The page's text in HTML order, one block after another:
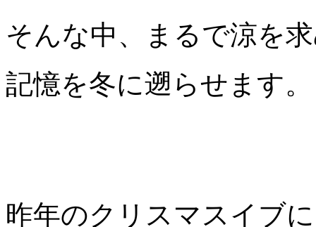
そんな中、まるで涼を
記憶を冬に遡らせます。
昨年のクリスマスイブ